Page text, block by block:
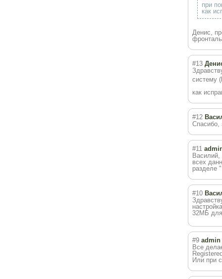
при
как
Денис,
#13
систему
как
#12
Спасибо,
#11
Василий,
всех
разделе
#10
32МБ для
#9 admin
Все
Или при